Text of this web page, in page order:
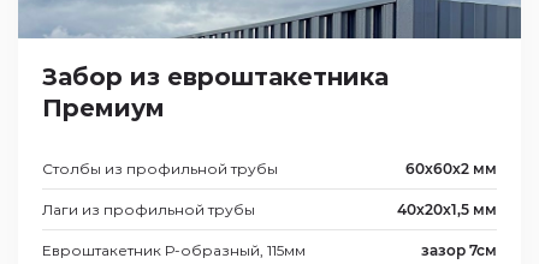
Забор из евроштакетника
Премиум
Столбы из профильной трубы 60х60х2 мм
Лаги из профильной трубы 40х20х1,5 мм
Евроштакетник Р-образный, 115мм зазор 7см